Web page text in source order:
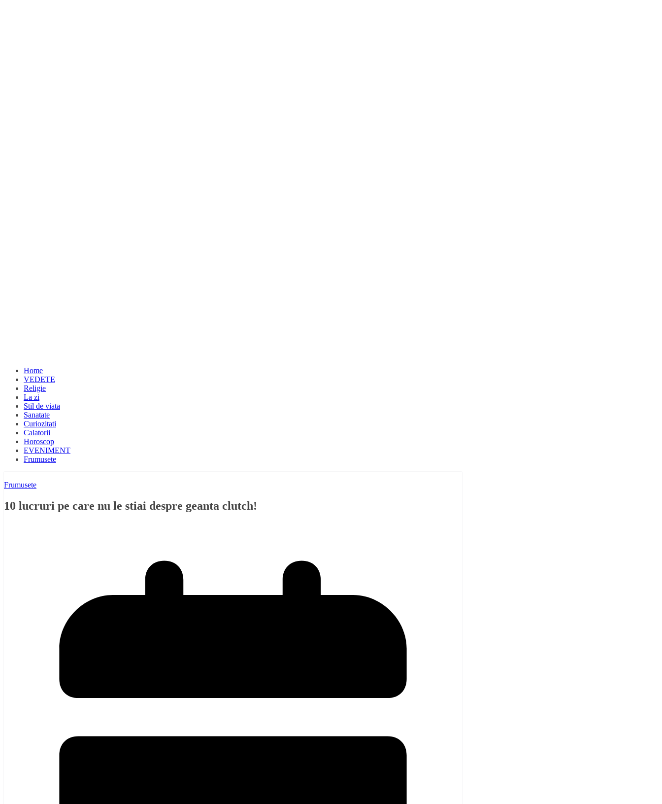
Home
VEDETE
Religie
La zi
Stil de viata
Sanatate
Curiozitati
Calatorii
Horoscop
EVENIMENT
Frumusete
Frumusete
10 lucruri pe care nu le stiai despre geanta clutch!